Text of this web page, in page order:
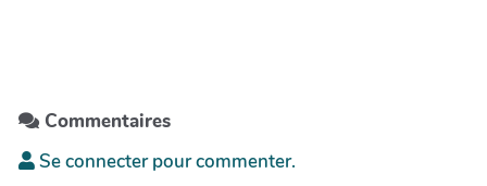
Commentaires
Se connecter pour commenter.